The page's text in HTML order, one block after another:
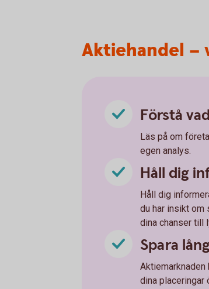
Aktiehandel –
Förstå
Läs på om
egen analys.
Håll dig
Håll dig
du har insikt om
dina chanser till
Spara
dina placeringar